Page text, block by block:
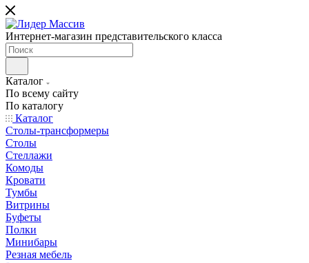
Интернет-магазин представительского класса
Каталог
По всему сайту
По каталогу
Каталог
Столы-трансформеры
Столы
Стеллажи
Комоды
Кровати
Тумбы
Витрины
Буфеты
Полки
Минибары
Резная мебель